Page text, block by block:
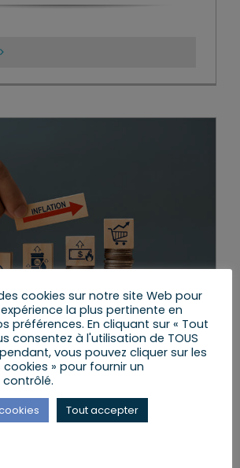
et inflation – où en
2023 | La Circo 9,Le Travail
cookies sur notre site Web pour
la plus pertinente en
préférences. En cliquant sur « Tout
consentez à l'utilisation de TOUS
vous pouvez cliquer sur les
cookies » pour fournir un
Tout accepter